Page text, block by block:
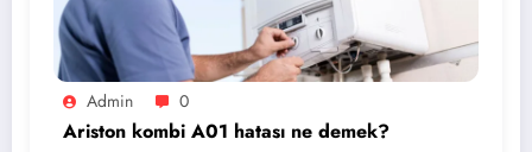
Admin 0
Ariston kombi A01 hatası ne demek?